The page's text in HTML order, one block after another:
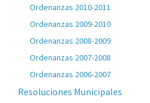
Ordenanzas 2010-2011
Ordenanzas 2009-2010
Ordenanzas 2008-2009
Ordenanzas 2007-2008
Ordenanzas 2006-2007
Resoluciones Municipales